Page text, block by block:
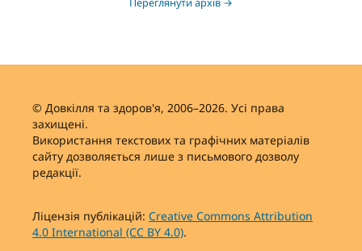
Переглянути архів →
© Довкілля та здоров'я, 2006–2026. Усі права
захищені.
Використання текстових та графічних матеріалів
сайту дозволяється лише з письмового дозволу
редакції.
Ліцензія публікацій: Creative Commons Attribution
4.0 International (CC BY 4.0).